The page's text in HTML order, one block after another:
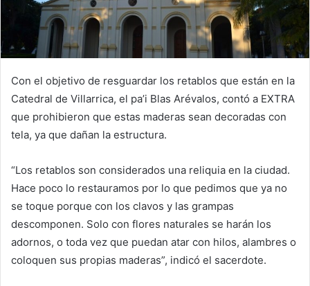
Con el objetivo de resguardar los retablos que están en la
Catedral de Villarrica, el pa’i Blas Arévalos, contó a EXTRA
que prohibieron que estas maderas sean decoradas con
tela, ya que dañan la estructura.
“Los retablos son considerados una reliquia en la ciudad.
Hace poco lo restauramos por lo que pedimos que ya no
se toque porque con los clavos y las grampas
descomponen. Solo con flores naturales se harán los
adornos, o toda vez que puedan atar con hilos, alambres o
coloquen sus propias maderas”, indicó el sacerdote.